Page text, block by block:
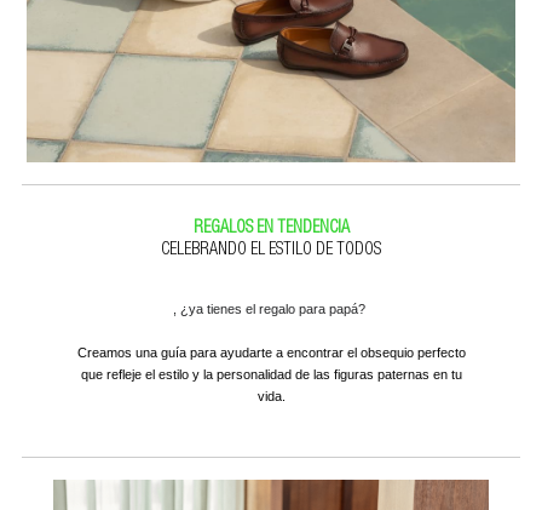
REGALOS EN TENDENCIA
CELEBRANDO EL ESTILO DE TODOS
, ¿ya tienes el regalo para papá?
Creamos una guía para ayudarte a encontrar el obsequio perfecto
que refleje el estilo y la personalidad de las figuras paternas en tu
vida.